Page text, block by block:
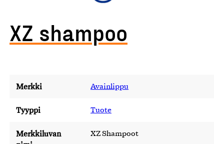
XZ shampoo
Merkki Avainlippu
Tyyppi Tuote
Merkkiluvan
XZ Shampoot